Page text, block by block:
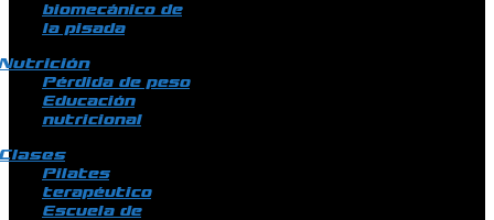
biomecánico de
la pisada
Pérdida de peso
Educación
nutricional
Pilates
terapéutico
Escuela de